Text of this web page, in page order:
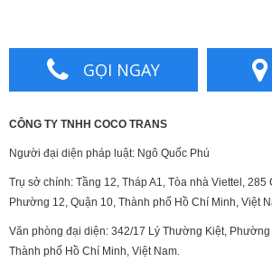
GỌI NGAY
CÔNG TY TNHH COCO TRANS
Người đại diện pháp luật: Ngô Quốc Phú
Trụ sở chính: Tầng 12, Tháp A1, Tòa nhà Viettel, 285
Phường 12, Quận 10, Thành phố Hồ Chí Minh, Việt
Văn phòng đại diện: 342/17 Lý Thường Kiệt, Phường
Thành phố Hồ Chí Minh, Việt Nam.